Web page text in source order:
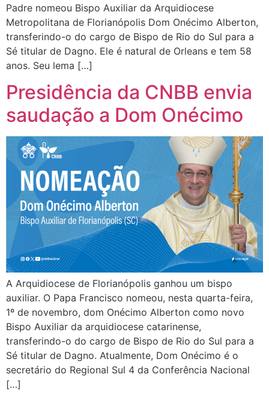
Padre nomeou Bispo Auxiliar da Arquidiocese
Metropolitana de Florianópolis Dom Onécimo Alberton,
transferindo-o do cargo de Bispo de Rio do Sul para a
Sé titular de Dagno. Ele é natural de Orleans e tem 58
anos. Seu lema […]
Presidência da CNBB envia
saudação a Dom Onécimo
A Arquidiocese de Florianópolis ganhou um bispo
auxiliar. O Papa Francisco nomeou, nesta quarta-feira,
1º de novembro, dom Onécimo Alberton como novo
Bispo Auxiliar da arquidiocese catarinense,
transferindo-o do cargo de Bispo de Rio do Sul para a
Sé titular de Dagno. Atualmente, Dom Onécimo é o
secretário do Regional Sul 4 da Conferência Nacional
[…]